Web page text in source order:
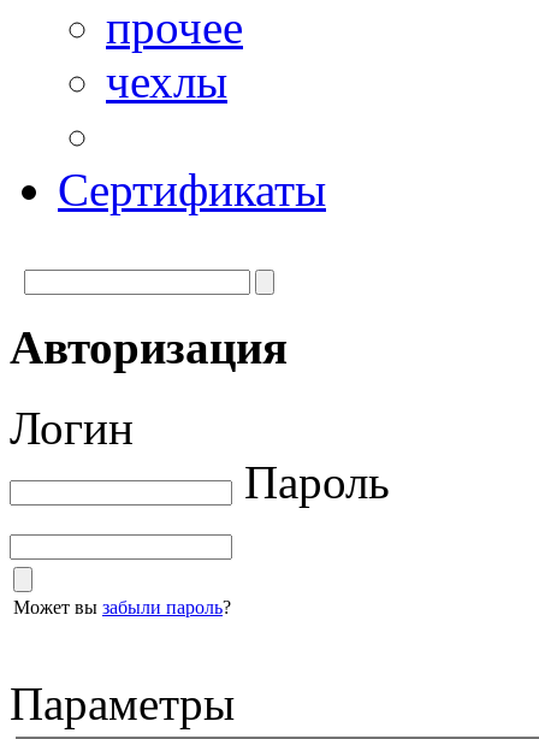
прочее
чехлы
Сертификаты
Авторизация
Логин
Пароль
Может вы забыли пароль?
Параметры